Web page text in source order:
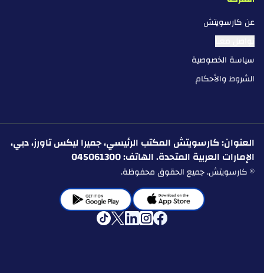
عن كارسويتش
تواصل معنا
سياسة الخصوصية
الشروط والأحكام
العنوان: كارسويتش المكتب الرئيسي، جميرا ليكس تاورز، دبي،
الإمارات العربية المتحدة. الهاتف: 045061300
© كارسويتش. جميع الحقوق محفوظة.